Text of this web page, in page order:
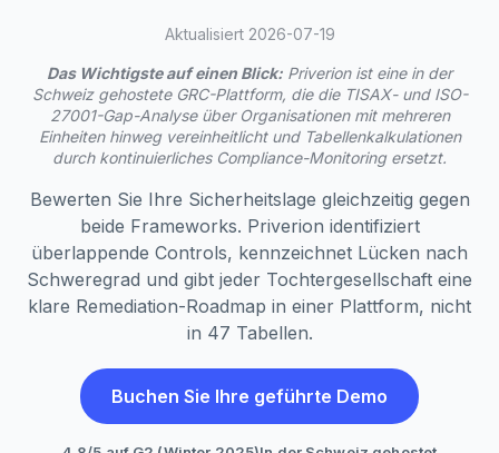
Aktualisiert 2026-07-19
Das Wichtigste auf einen Blick: Priverion ist eine in der
Schweiz gehostete GRC-Plattform, die die TISAX- und ISO-
27001-Gap-Analyse über Organisationen mit mehreren
Einheiten hinweg vereinheitlicht und Tabellenkalkulationen
durch kontinuierliches Compliance-Monitoring ersetzt.
Bewerten Sie Ihre Sicherheitslage gleichzeitig gegen
beide Frameworks. Priverion identifiziert
überlappende Controls, kennzeichnet Lücken nach
Schweregrad und gibt jeder Tochtergesellschaft eine
klare Remediation-Roadmap in einer Plattform, nicht
in 47 Tabellen.
Buchen Sie Ihre geführte Demo